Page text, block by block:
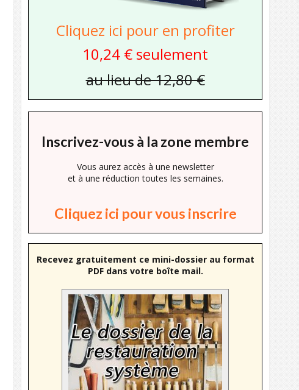
Cliquez ici pour en profiter
10,24 € seulement
au lieu de 12,80 €
Inscrivez-vous à la zone membre
Vous aurez accès à une newsletter
et à une réduction toutes les semaines.
Cliquez ici pour vous inscrire
Recevez gratuitement ce mini-dossier au format
PDF dans votre boîte mail.